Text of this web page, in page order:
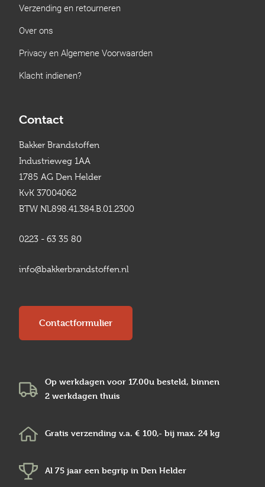
Verzending en retourneren
Over ons
Privacy en Algemene Voorwaarden
Klacht indienen?
Contact
Bakker Brandstoffen
Industrieweg 1AA
1785 AG Den Helder
KvK 37004062
BTW NL898.41.384.B.01.2300
0223 - 63 35 80
info@bakkerbrandstoffen.nl
Contactformulier
Op werkdagen voor 17.00u besteld, binnen
2 werkdagen thuis
Gratis verzending v.a. € 100,- bij max. 24 kg
Al 75 jaar een begrip in Den Helder